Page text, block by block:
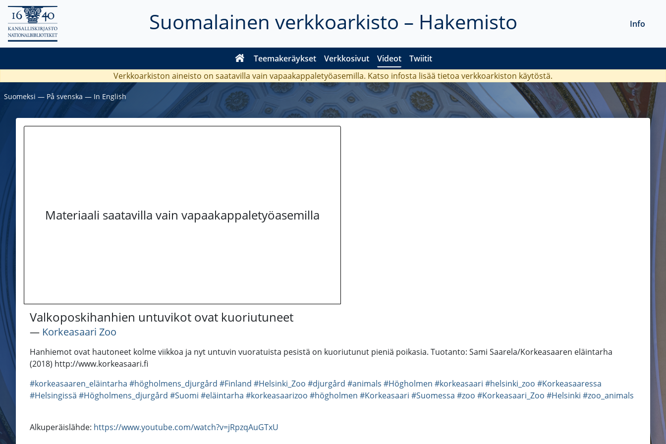
Suomalainen verkkoarkisto – Hakemisto
Teemakeräykset Verkkosivut Videot Twiitit
Info
Verkkoarkiston aineisto on saatavilla vain vapaakappaletyöasemilla. Katso infosta lisää tietoa verkkoarkiston käytöstä.
Suomeksi ― På svenska ― In English
Materiaali saatavilla vain vapaakappaletyöasemilla
Valkoposkihanhien untuvikot ovat kuoriutuneet
― Korkeasaari Zoo
Hanhiemot ovat hautoneet kolme viikkoa ja nyt untuvin vuoratuista pesistä on kuoriutunut pieniä poikasia. Tuotanto: Sami Saarela/Korkeasaaren eläintarha
(2018) http://www.korkeasaari.fi
#korkeasaaren_eläintarha #högholmens_djurgård #Finland #Helsinki_Zoo #djurgård #animals #Högholmen #korkeasaari #helsinki_zoo #Korkeasaaressa
#Helsingissä #Högholmens_djurgård #Suomi #eläintarha #korkeasaarizoo #högholmen #Korkeasaari #Suomessa #zoo #Korkeasaari_Zoo #Helsinki #zoo_animals
Alkuperäislähde: https://www.youtube.com/watch?v=jRpzqAuGTxU